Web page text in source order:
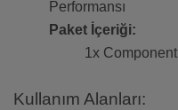
Performansı
Paket İçeriği:
1x
Kullanım Alanları: